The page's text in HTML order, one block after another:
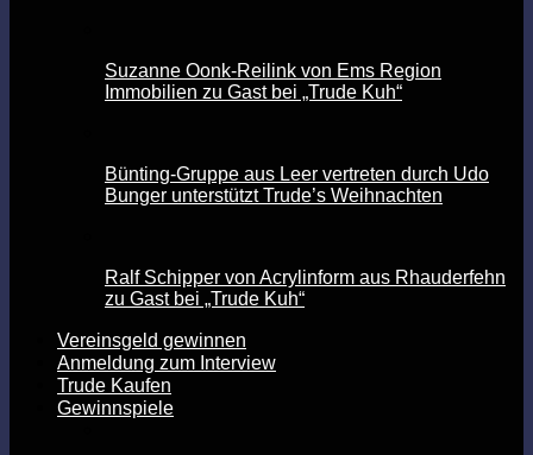
Suzanne Oonk-Reilink von Ems Region
Immobilien zu Gast bei „Trude Kuh“
Bünting-Gruppe aus Leer vertreten durch Udo
Bunger unterstützt Trude’s Weihnachten
Ralf Schipper von Acrylinform aus Rhauderfehn
zu Gast bei „Trude Kuh“
Vereinsgeld gewinnen
Anmeldung zum Interview
Trude Kaufen
Gewinnspiele